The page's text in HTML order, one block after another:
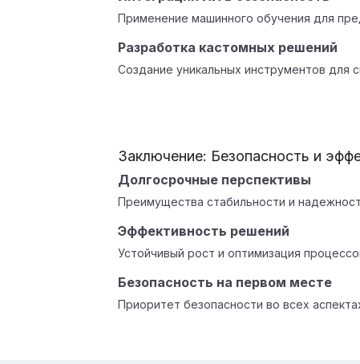
Применение машинного обучения для
Разработка кастомных решений
Создание уникальных инструментов для
Заключение: Безопасность и
Долгосрочные перспективы
Преимущества стабильности и
Эффективность решений
Устойчивый рост и оптимизация
Безопасность на первом месте
Приоритет безопасности во всех